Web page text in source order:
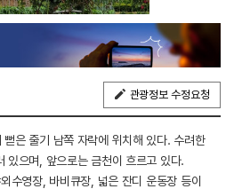
관광정보 수정요청
은 줄기 남쪽 자락에 위치해 있다. 수려한
있으며, 앞으로는 금천이 흐르고 있다.
수영장, 바비큐장, 넓은 잔디 운동장 등이